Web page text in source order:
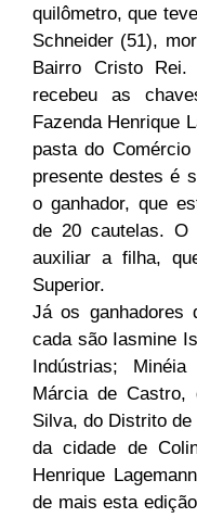
quilômetro, que
Schneider (51),
Bairro Cristo Rei.
recebeu as
Fazenda Henrique
pasta do
presente destes é
o ganhador, que
de 20 cautelas. O
auxiliar a filha,
Superior.
Já os ganhadores
cada são Iasmine
Indústrias;
Márcia de Castro,
Silva, do Distrito
da cidade de
Henrique
de mais esta